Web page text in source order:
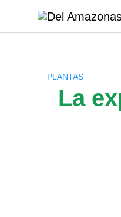
contenido
PLANTAS
La